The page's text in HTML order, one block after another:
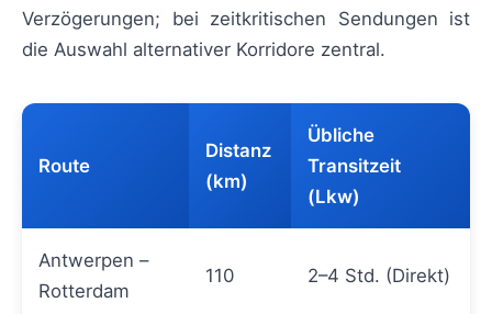
Verzögerungen; bei zeitkritischen Sendungen ist
die Auswahl alternativer Korridore zentral.
Route
Distanz
(km)
Übliche
Transitzeit
(Lkw)
Antwerpen –
Rotterdam
110 2–4 Std. (Direkt)